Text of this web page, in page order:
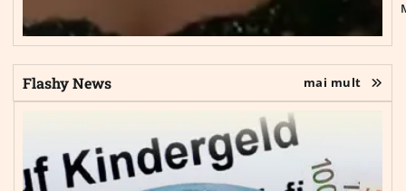
Flashy News mai mult